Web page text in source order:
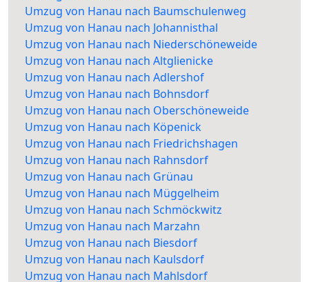
Umzug von Hanau nach Baumschulenweg
Umzug von Hanau nach Johannisthal
Umzug von Hanau nach Niederschöneweide
Umzug von Hanau nach Altglienicke
Umzug von Hanau nach Adlershof
Umzug von Hanau nach Bohnsdorf
Umzug von Hanau nach Oberschöneweide
Umzug von Hanau nach Köpenick
Umzug von Hanau nach Friedrichshagen
Umzug von Hanau nach Rahnsdorf
Umzug von Hanau nach Grünau
Umzug von Hanau nach Müggelheim
Umzug von Hanau nach Schmöckwitz
Umzug von Hanau nach Marzahn
Umzug von Hanau nach Biesdorf
Umzug von Hanau nach Kaulsdorf
Umzug von Hanau nach Mahlsdorf